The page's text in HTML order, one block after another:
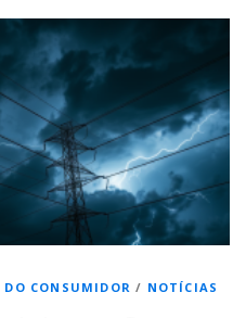
DO CONSUMIDOR / NOTÍCIAS